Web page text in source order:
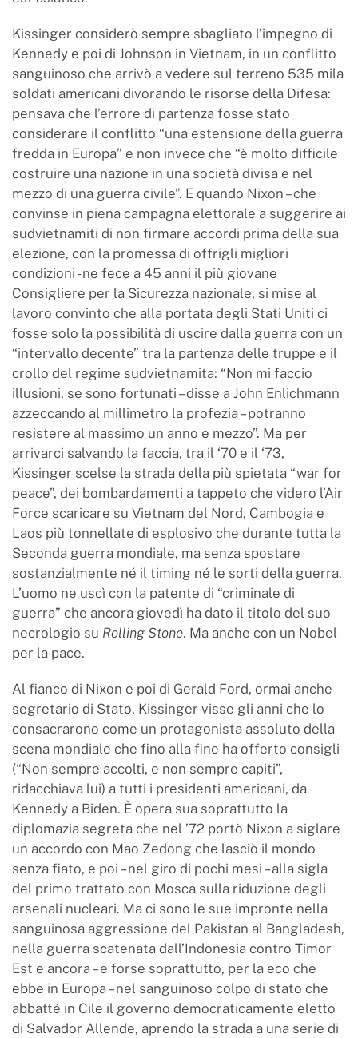
Kissinger considerò sempre sbagliato l’impegno di
Kennedy e poi di Johnson in Vietnam, in un conflitto
sanguinoso che arrivò a vedere sul terreno 535 mila
soldati americani divorando le risorse della Difesa:
pensava che l’errore di partenza fosse stato
considerare il conflitto “una estensione della guerra
fredda in Europa” e non invece che “è molto difficile
costruire una nazione in una società divisa e nel
mezzo di una guerra civile”. E quando Nixon – che
convinse in piena campagna elettorale a suggerire ai
sudvietnamiti di non firmare accordi prima della sua
elezione, con la promessa di offrigli migliori
condizioni - ne fece a 45 anni il più giovane
Consigliere per la Sicurezza nazionale, si mise al
lavoro convinto che alla portata degli Stati Uniti ci
fosse solo la possibilità di uscire dalla guerra con un
“intervallo decente” tra la partenza delle truppe e il
crollo del regime sudvietnamita: “Non mi faccio
illusioni, se sono fortunati – disse a John Enlichmann
azzeccando al millimetro la profezia – potranno
resistere al massimo un anno e mezzo”. Ma per
arrivarci salvando la faccia, tra il ‘70 e il ‘73,
Kissinger scelse la strada della più spietata “war for
peace”, dei bombardamenti a tappeto che videro l’Air
Force scaricare su Vietnam del Nord, Cambogia e
Laos più tonnellate di esplosivo che durante tutta la
Seconda guerra mondiale, ma senza spostare
sostanzialmente né il timing né le sorti della guerra.
L’uomo ne uscì con la patente di “criminale di
guerra” che ancora giovedì ha dato il titolo del suo
necrologio su Rolling Stone. Ma anche con un Nobel
per la pace.
Al fianco di Nixon e poi di Gerald Ford, ormai anche
segretario di Stato, Kissinger visse gli anni che lo
consacrarono come un protagonista assoluto della
scena mondiale che fino alla fine ha offerto consigli
(“Non sempre accolti, e non sempre capiti”,
ridacchiava lui) a tutti i presidenti americani, da
Kennedy a Biden. È opera sua soprattutto la
diplomazia segreta che nel ’72 portò Nixon a siglare
un accordo con Mao Zedong che lasciò il mondo
senza fiato, e poi – nel giro di pochi mesi – alla sigla
del primo trattato con Mosca sulla riduzione degli
arsenali nucleari. Ma ci sono le sue impronte nella
sanguinosa aggressione del Pakistan al Bangladesh,
nella guerra scatenata dall’Indonesia contro Timor
Est e ancora – e forse soprattutto, per la eco che
ebbe in Europa – nel sanguinoso colpo di stato che
abbatté in Cile il governo democraticamente eletto
di Salvador Allende, aprendo la strada a una serie di